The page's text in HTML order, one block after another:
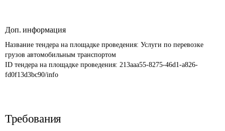
Доп. информация
Название тендера на площадке проведения: Услуги по перевозке
грузов автомобильным транспортом
ID тендера на площадке проведения: 213aaa55-8275-46d1-a826-
fd0f13d3bc90/info
Требования